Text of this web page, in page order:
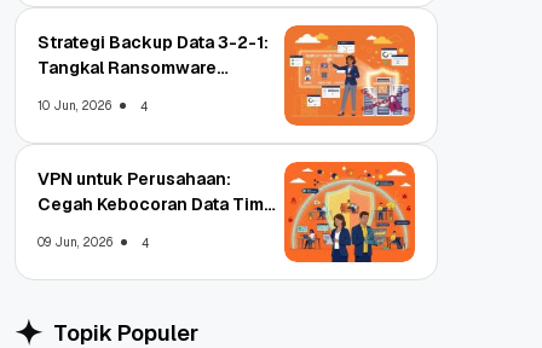
Strategi Backup Data 3-2-1:
Tangkal Ransomware
10 Jun, 2026 4
VPN untuk Perusahaan:
Cegah Kebocoran Data Tim
09 Jun, 2026 4
Topik Populer